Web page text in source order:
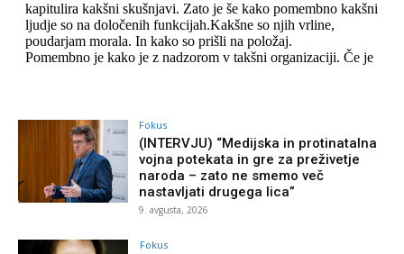
Fokus
(INTERVJU) “Medijska in protinatalna
vojna potekata in gre za preživetje
naroda – zato ne smemo več
nastavljati drugega lica”
9. avgusta, 2026
Fokus